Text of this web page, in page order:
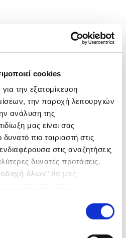
cookies
την εξατομίκευση
την παροχή λειτουργιών
ανάλυση της
μας είναι σας
πιο ταιριαστή στις
στις αναζητήσεις
δυνατές προτάσεις.
όλων’’ θα μας
από τα παρακάτω με την
να ενημερωθείτε σχετικά με